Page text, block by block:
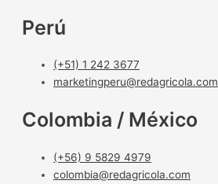
Perú
(+51) 1 242 3677
marketingperu@redagricola.com
Colombia / México
(+56) 9 5829 4979
colombia@redagricola.com